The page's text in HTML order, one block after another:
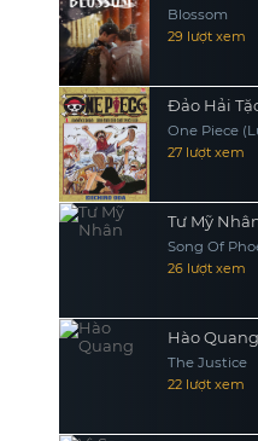
Blossom
29 lượt xem
Đảo Hải
One Piece
27 lượt xem
Tư Mỹ
Song Of
26 lượt xem
Hào Quang
The Justice
22 lượt xem